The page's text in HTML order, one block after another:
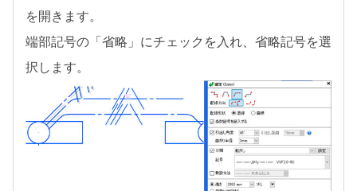
を開きます。
端部記号の「省略」にチェックを入れ、省略記号を選
択します。